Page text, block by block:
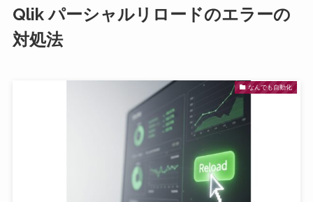
Qlik パーシャルリロードのエラーの
対処法
なんでも自動化